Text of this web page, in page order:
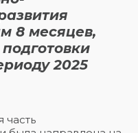
8 месяцев,
2025
часть